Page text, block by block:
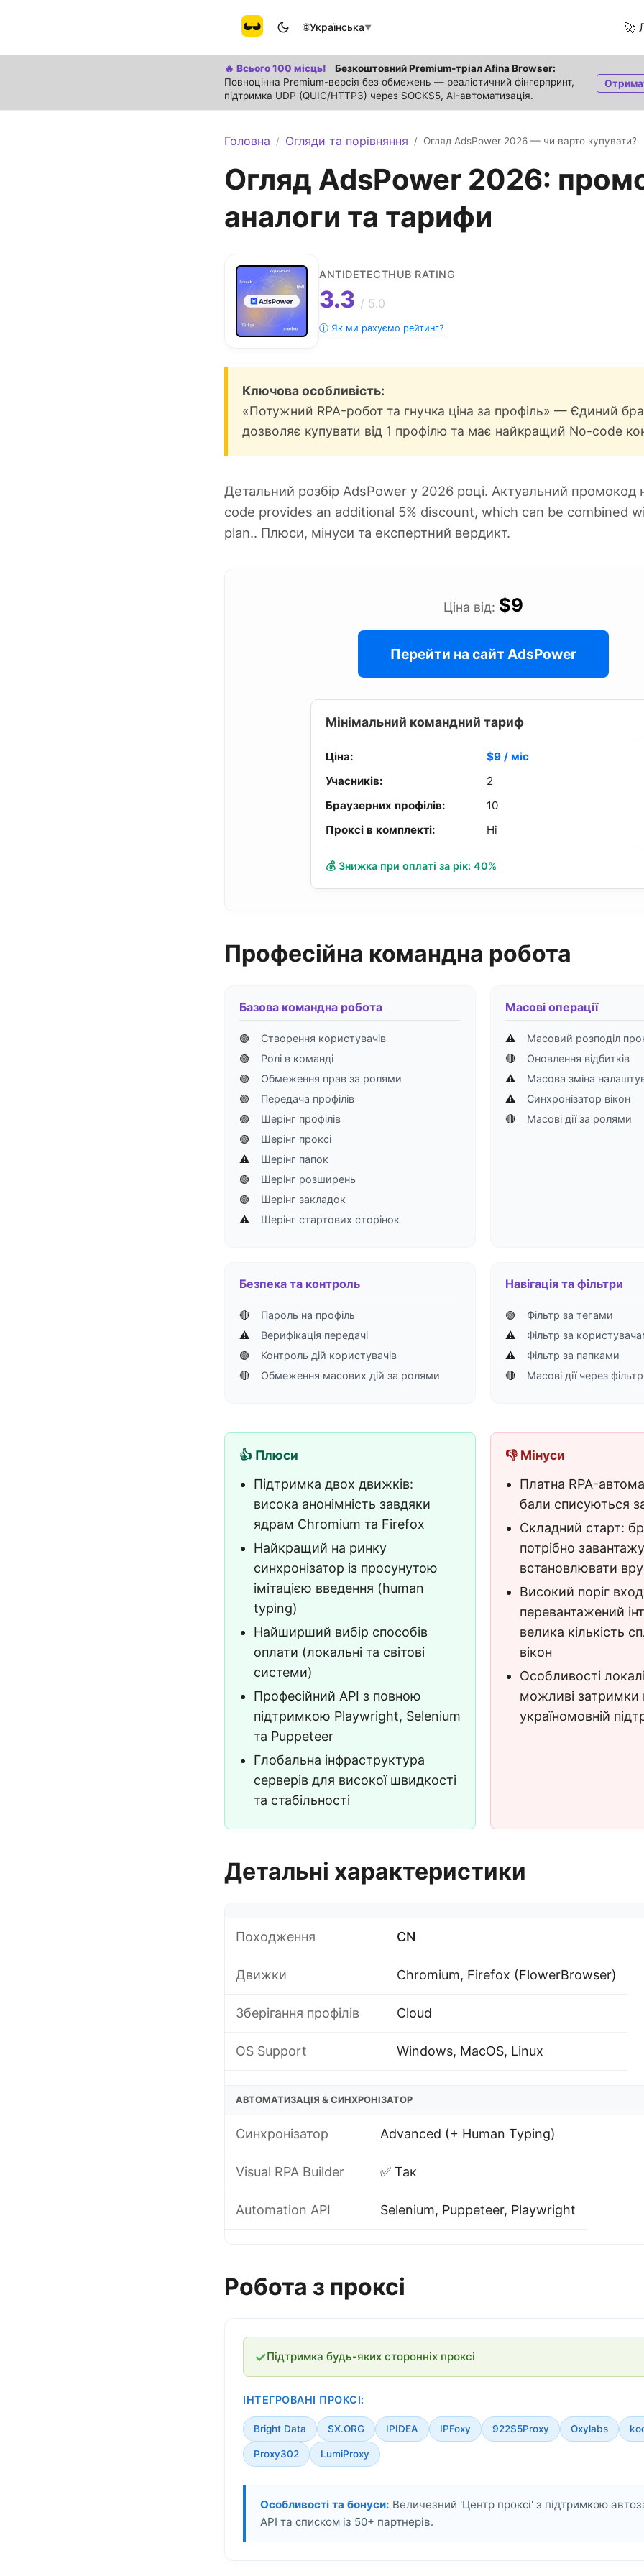
🌐Українська▼ 🚀
🔥 Всього 100 місць!
Безкоштовний Premium-тріал Afina Browser:
Повноцінна Premium-версія без обмежень — реалістичний фінгерпринт,
підтримка UDP (QUIC/HTTP3) через SOCKS5, AI-автоматизація.
Головна / Огляди та порівняння / Огляд AdsPower 2026 — чи варто купувати?
Огляд AdsPower 2026:
аналоги та тарифи
ANTIDETECTHUB RATING
3.3 / 5.0
ⓘ Як ми рахуємо рейтинг?
Ключова особливість:
«Потужний RPA-робот та гнучка ціна за профіль» — Єдиний
дозволяє купувати від 1 профілю та має найкращий No-code
Детальний розбір AdsPower у 2026 році. Актуальний промокод
code provides an additional 5% discount, which can be combined
plan.. Плюси, мінуси та експертний вердикт.
Ціна від: $9
Перейти на сайт AdsPower
Мінімальний командний тариф
Ціна:
$9 / міс
Учасників:
2
Браузерних профілів:
10
Проксі в комплекті:
Ні
💰 Знижка при оплаті за рік: 40%
Професійна командна робота
Базова командна робота
🟢
Створення користувачів
🟢
Ролі в команді
🟢
Обмеження прав за ролями
🟢
Передача профілів
🟢
Шерінг профілів
🟢
Шерінг проксі
⚠️
Шерінг папок
🟢
Шерінг розширень
🟢
Шерінг закладок
⚠️
Шерінг стартових сторінок
Масові операції
⚠️
Масовий розподіл
🔴
Оновлення відбитків
⚠️
Масова зміна
⚠️
Синхронізатор вікон
🔴
Масові дії за ролями
Безпека та контроль
🔴
Пароль на профіль
⚠️
Верифікація передачі
🟢
Контроль дій користувачів
🔴
Обмеження масових дій за ролями
Навігація та фільтри
🟢
Фільтр за тегами
⚠️
Фільтр за
⚠️
Фільтр за папками
🔴
Масові дії через фільтр
👍 Плюси
Підтримка двох движків:
висока анонімність завдяки
ядрам Chromium та Firefox
Найкращий на ринку
синхронізатор із просунутою
імітацією введення (human
typing)
Найширший вибір способів
оплати (локальні та світові
системи)
Професійний API з повною
підтримкою Playwright, Selenium
та Puppeteer
Глобальна інфраструктура
серверів для високої швидкості
та стабільності
👎 Мінуси
Платна RPA-
бали списуються
Складний старт:
потрібно
встановлювати
Високий поріг
перевантажений
велика кількість
вікон
Особливості
можливі затримки
україномовній
Детальні характеристики
Походження CN
Движки Chromium, Firefox (FlowerBrowser)
Зберігання профілів Cloud
OS Support Windows, MacOS, Linux
АВТОМАТИЗАЦІЯ & СИНХРОНІЗАТОР
Синхронізатор Advanced (+ Human Typing)
Visual RPA Builder ✅ Так
Automation API Selenium, Puppeteer, Playwright
Робота з проксі
✓Підтримка будь-яких сторонніх проксі
ІНТЕГРОВАНІ ПРОКСІ:
Bright Data SX.ORG IPIDEA IPFoxy 922S5Proxy Oxylabs
Proxy302 LumiProxy
Особливості та бонуси: Величезний 'Центр проксі' з підтримкою
API та списком із 50+ партнерів.